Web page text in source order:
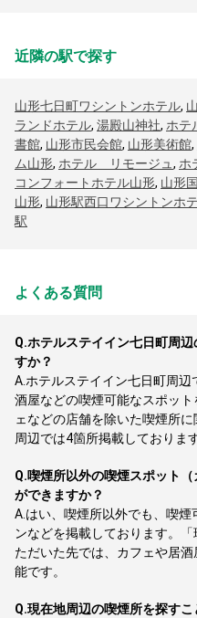
近隣の駅で探す
山形七日町ワシントンホテル,
ランドホテル, 湯殿山神社, ホテ
書館, 山形市民会館, 山形美術館,
ム山形, ホテル リモージュ , ホ
コンフォートホテル山形, 山形
山形, 山形駅西口ワシントンホ
駅
よくある質問
Q.ホテルステイイン七日町周
すか？
A. ホテルステイイン七日町周
酒屋などの喫煙可能なスポッ
ェなどの店舗を除いた喫煙所
周辺では4箇所掲載しておりま
Q.喫煙所以外の喫煙スポット
ができますか？
A. はい、喫煙所以外でも、喫
ンなどを掲載しております。
ただいた先では、カフェや居
能です。
Q.現在地周辺の喫煙所を探すこ